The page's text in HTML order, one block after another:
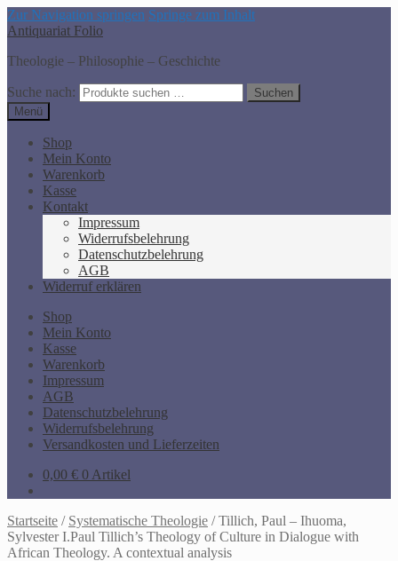
Zur Navigation springen Springe zum Inhalt
Antiquariat Folio
Theologie – Philosophie – Geschichte
Suche nach:
Suchen
Menü
Shop
Mein Konto
Warenkorb
Kasse
Kontakt
Impressum
Widerrufsbelehrung
Datenschutzbelehrung
AGB
Widerruf erklären
Shop
Mein Konto
Kasse
Warenkorb
Impressum
AGB
Datenschutzbelehrung
Widerrufsbelehrung
Versandkosten und Lieferzeiten
0,00 € 0 Artikel
Startseite / Systematische Theologie /Tillich, Paul – Ihuoma,
Sylvester I.Paul Tillich’s Theology of Culture in Dialogue with
African Theology. A contextual analysis